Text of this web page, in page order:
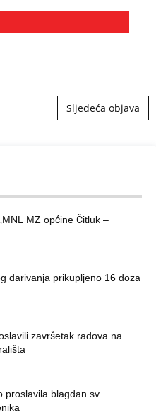
Sljedeća objava
MZ općine Čitluk –
darivanja prikupljeno 16 doza
završetak radova na
proslavila blagdan sv.